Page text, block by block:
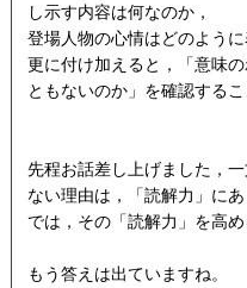
し示す内容は何なのか，
登場人物の心情はどのように
更に付け加えると，「意味
ともないのか」を確認するこ
先程お話差し上げました，
ない理由は，「読解力」にあ
では，その「読解力」を高
もう答えは出ていますね。